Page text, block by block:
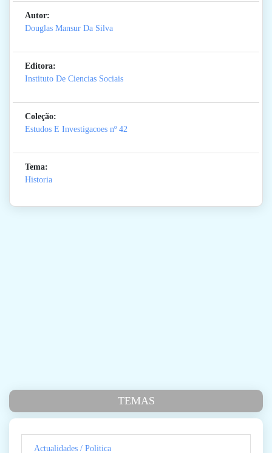
Autor:
Douglas Mansur Da Silva
Editora:
Instituto De Ciencias Sociais
Coleção:
Estudos E Investigacoes nº 42
Tema:
Historia
TEMAS
Actualidades / Politica